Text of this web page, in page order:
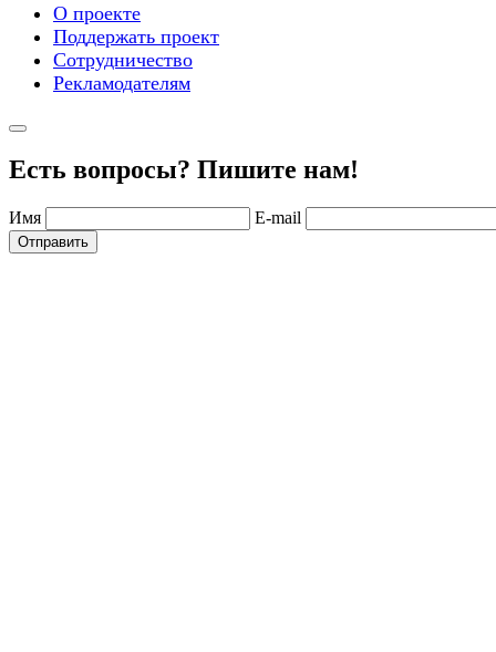
О проекте
Поддержать проект
Сотрудничество
Рекламодателям
Есть вопросы? Пишите нам!
Имя E-mail